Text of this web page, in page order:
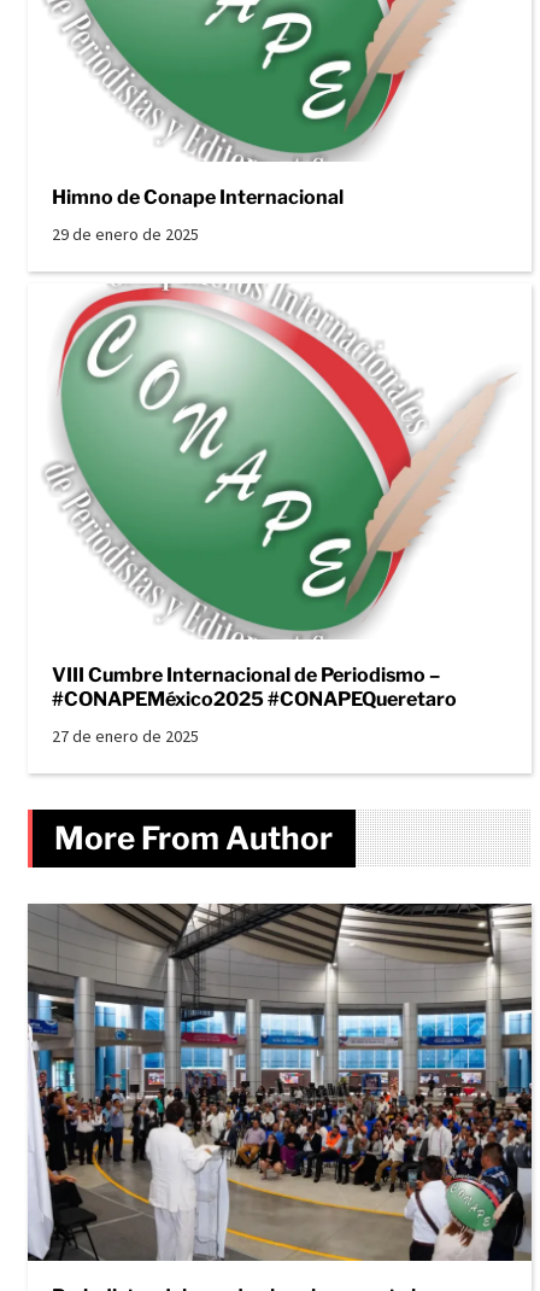
Himno de Conape Internacional
29 de enero de 2025
VIII Cumbre Internacional de Periodismo –
#CONAPEMéxico2025 #CONAPEQueretaro
27 de enero de 2025
More From Author